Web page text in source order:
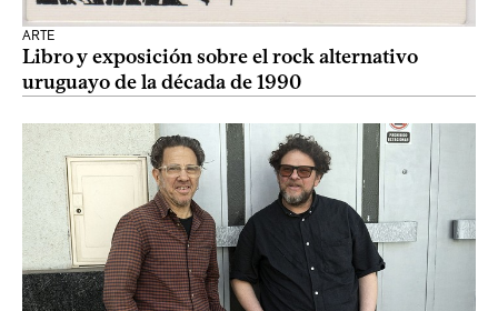
ARTE
Libro y exposición sobre el rock alternativo
uruguayo de la década de 1990